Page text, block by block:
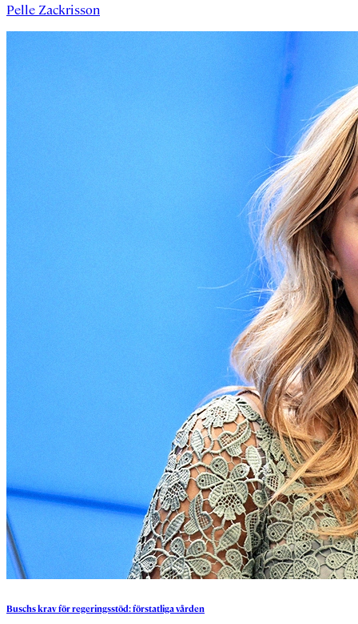
Pelle Zackrisson
Buschskravförregeringsstöd:förstatligavården